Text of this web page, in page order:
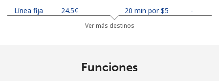
Línea fija ⁦24.5¢⁩ 20 min por ⁦$5⁩ -
Ver más destinos
Funciones